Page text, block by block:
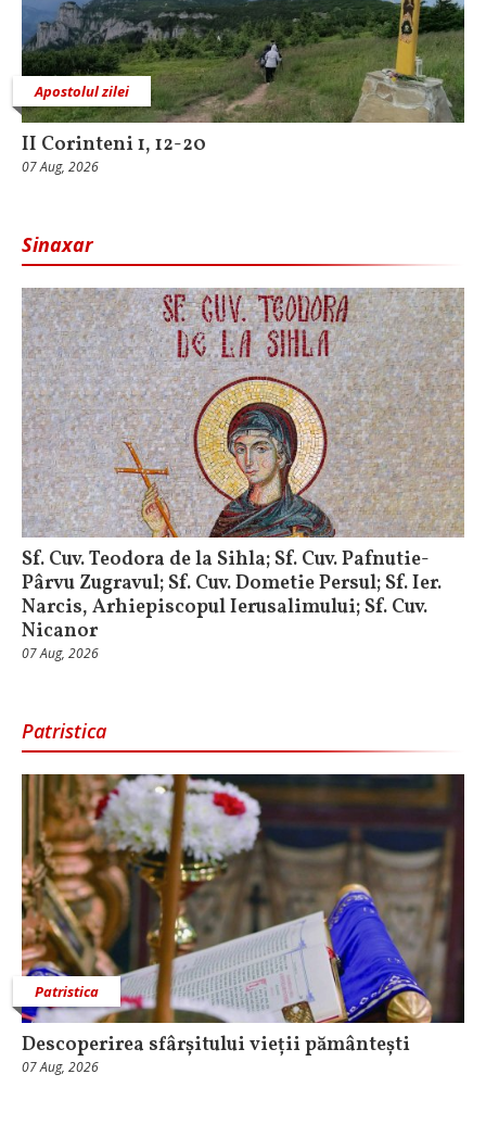
Apostolul zilei
II Corinteni 1, 12-20
07 Aug, 2026
Sinaxar
Sf. Cuv. Teodora de la Sihla; Sf. Cuv. Pafnutie-
Pârvu Zugravul; Sf. Cuv. Dometie Persul; Sf. Ier.
Narcis, Arhiepiscopul Ierusalimului; Sf. Cuv.
Nicanor
07 Aug, 2026
Patristica
Patristica
Descoperirea sfârșitului vieții pământești
07 Aug, 2026